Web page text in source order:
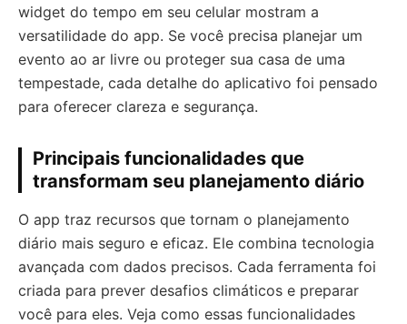
widget do tempo em seu celular mostram a
versatilidade do app. Se você precisa planejar um
evento ao ar livre ou proteger sua casa de uma
tempestade, cada detalhe do aplicativo foi pensado
para oferecer clareza e segurança.
Principais funcionalidades que
transformam seu planejamento diário
O app traz recursos que tornam o planejamento
diário mais seguro e eficaz. Ele combina tecnologia
avançada com dados precisos. Cada ferramenta foi
criada para prever desafios climáticos e preparar
você para eles. Veja como essas funcionalidades